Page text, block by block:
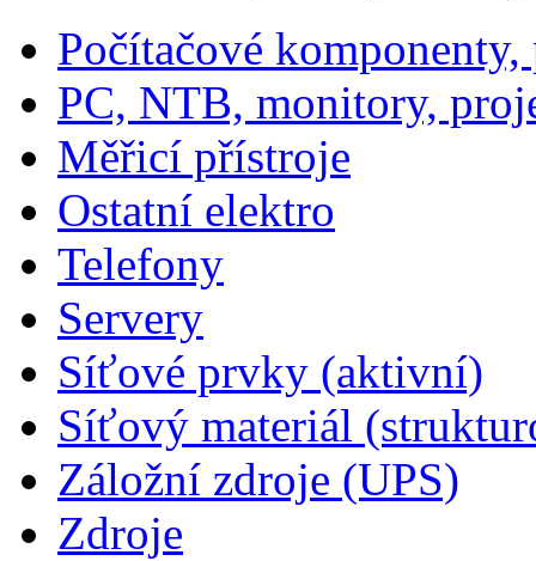
Počítačové
PC, NTB, monitory,
Měřicí přístroje
Ostatní elektro
Telefony
Servery
Síťové prvky (aktivní)
Síťový materiál
Záložní zdroje (UPS)
Zdroje